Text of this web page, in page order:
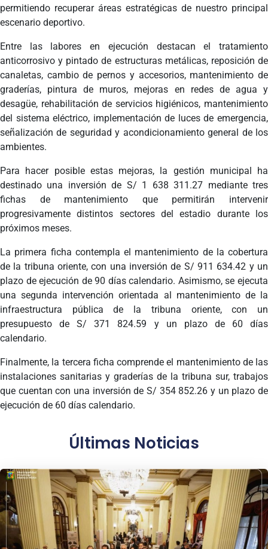
permitiendo recuperar áreas estratégicas de nuestro principal
escenario deportivo.
Entre las labores en ejecución destacan el tratamiento
anticorrosivo y pintado de estructuras metálicas, reposición de
canaletas, cambio de pernos y accesorios, mantenimiento de
graderías, pintura de muros, mejoras en redes de agua y
desagüe, rehabilitación de servicios higiénicos, mantenimiento
del sistema eléctrico, implementación de luces de emergencia,
señalización de seguridad y acondicionamiento general de los
ambientes.
Para hacer posible estas mejoras, la gestión municipal ha
destinado una inversión de S/ 1 638 311.27 mediante tres
fichas de mantenimiento que permitirán intervenir
progresivamente distintos sectores del estadio durante los
próximos meses.
La primera ficha contempla el mantenimiento de la cobertura
de la tribuna oriente, con una inversión de S/ 911 634.42 y un
plazo de ejecución de 90 días calendario. Asimismo, se ejecuta
una segunda intervención orientada al mantenimiento de la
infraestructura pública de la tribuna oriente, con un
presupuesto de S/ 371 824.59 y un plazo de 60 días
calendario.
Finalmente, la tercera ficha comprende el mantenimiento de las
instalaciones sanitarias y graderías de la tribuna sur, trabajos
que cuentan con una inversión de S/ 354 852.26 y un plazo de
ejecución de 60 días calendario.
Últimas Noticias